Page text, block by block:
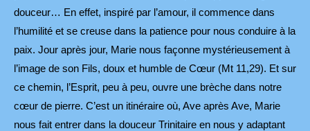
douceur… En effet, inspiré par l’amour, il commence dans
l’humilité et se creuse dans la patience pour nous conduire à la
paix. Jour après jour, Marie nous façonne mystérieusement à
l’image de son Fils, doux et humble de Cœur (Mt 11,29). Et sur
ce chemin, l’Esprit, peu à peu, ouvre une brèche dans notre
cœur de pierre. C’est un itinéraire où, Ave après Ave, Marie
nous fait entrer dans la douceur Trinitaire en nous y adaptant